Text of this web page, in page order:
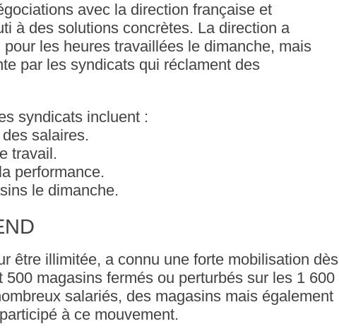
avec la direction française et
à des solutions concrètes. La direction a
les heures travaillées le dimanche, mais
par les syndicats qui réclament des
syndicats incluent :
salaires.
travail.
performance.
le dimanche.
être illimitée, a connu une forte mobilisation dès
magasins fermés ou perturbés sur les 1 600
salariés, des magasins mais également
à ce mouvement.